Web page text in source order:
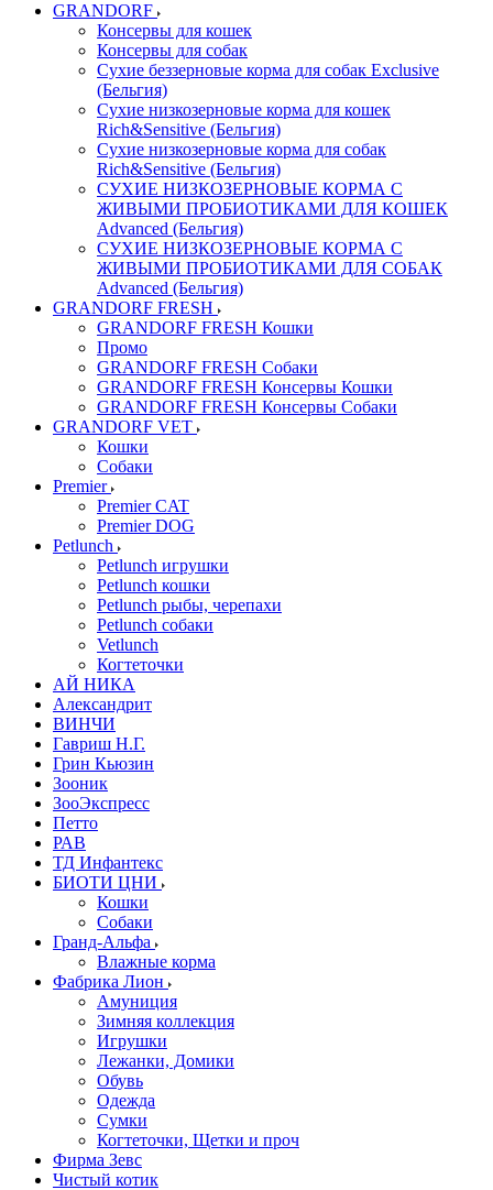
GRANDORF
Консервы для кошек
Консервы для собак
Сухие беззерновые корма для собак Exclusive
(Бельгия)
Сухие низкозерновые корма для кошек
Rich&Sensitive (Бельгия)
Сухие низкозерновые корма для собак
Rich&Sensitive (Бельгия)
СУХИЕ НИЗКОЗЕРНОВЫЕ КОРМА С
ЖИВЫМИ ПРОБИОТИКАМИ ДЛЯ КОШЕК
Advanced (Бельгия)
СУХИЕ НИЗКОЗЕРНОВЫЕ КОРМА С
ЖИВЫМИ ПРОБИОТИКАМИ ДЛЯ СОБАК
Advanced (Бельгия)
GRANDORF FRESH
GRANDORF FRESH Кошки
Промо
GRANDORF FRESH Собаки
GRANDORF FRESH Консервы Кошки
GRANDORF FRESH Консервы Собаки
GRANDORF VET
Кошки
Собаки
Premier
Premier CAT
Premier DOG
Petlunch
Petlunch игрушки
Petlunch кошки
Petlunch рыбы, черепахи
Petlunch собаки
Vetlunch
Когтеточки
АЙ НИКА
Александрит
ВИНЧИ
Гавриш Н.Г.
Грин Кьюзин
Зооник
ЗооЭкспресс
Петто
РАВ
ТД Инфантекс
БИОТИ ЦНИ
Кошки
Собаки
Гранд-Альфа
Влажные корма
Фабрика Лион
Амуниция
Зимняя коллекция
Игрушки
Лежанки, Домики
Обувь
Одежда
Сумки
Когтеточки, Щетки и проч
Фирма Зевс
Чистый котик